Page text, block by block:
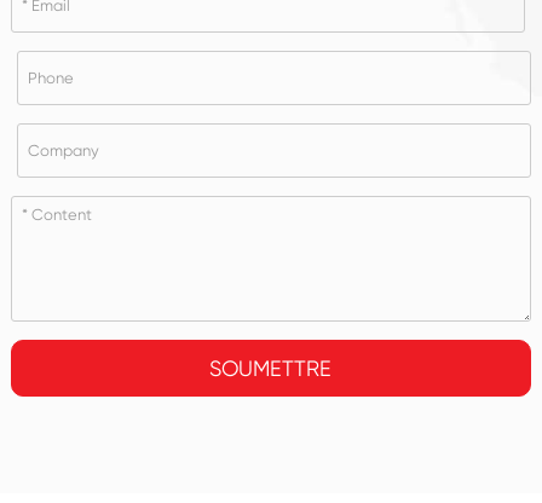
SOUMETTRE